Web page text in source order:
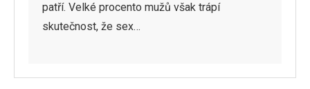
patří. Velké procento mužů však trápí
skutečnost, že sex…